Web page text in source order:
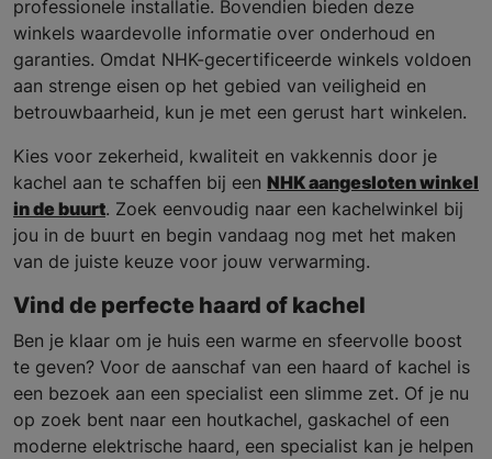
professionele installatie. Bovendien bieden deze
winkels waardevolle informatie over onderhoud en
garanties. Omdat NHK-gecertificeerde winkels voldoen
aan strenge eisen op het gebied van veiligheid en
betrouwbaarheid, kun je met een gerust hart winkelen.
Kies voor zekerheid, kwaliteit en vakkennis door je
kachel aan te schaffen bij een NHK aangesloten winkel
in de buurt. Zoek eenvoudig naar een kachelwinkel bij
jou in de buurt en begin vandaag nog met het maken
van de juiste keuze voor jouw verwarming.
Vind de perfecte haard of kachel
Ben je klaar om je huis een warme en sfeervolle boost
te geven? Voor de aanschaf van een haard of kachel is
een bezoek aan een specialist een slimme zet. Of je nu
op zoek bent naar een houtkachel, gaskachel of een
moderne elektrische haard, een specialist kan je helpen